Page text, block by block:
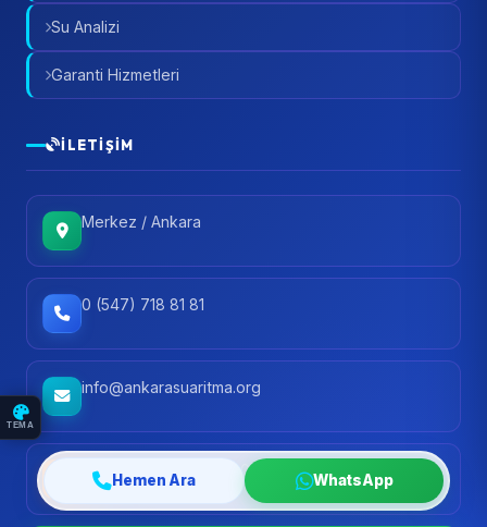
TEMA
Su Analizi
Garanti Hizmetleri
İLETIŞIM
Merkez / Ankara
0 (547) 718 81 81
info@ankarasuaritma.org
Pzt - Cmt: 10:00 - 19:00
Hemen Ara WhatsApp